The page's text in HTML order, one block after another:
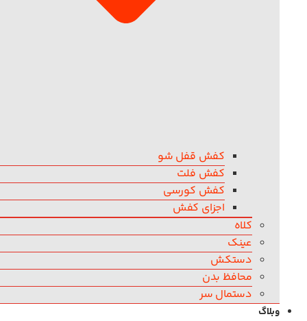
کفش قفل شو
کفش فلت
کفش کورسی
اجزای کفش
کلاه
عینک
دستکش
محافظ بدن
دستمال سر
وبلاگ